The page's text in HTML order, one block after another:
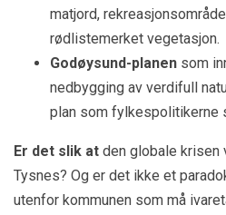
matjord,
rødlistemerket vegetasjon.
Godøysund-planen som
nedbygging av verdifull
plan som fylkespolitikerne
Er det slik at den globale krisen
Tysnes? Og er det ikke et
utenfor kommunen som må